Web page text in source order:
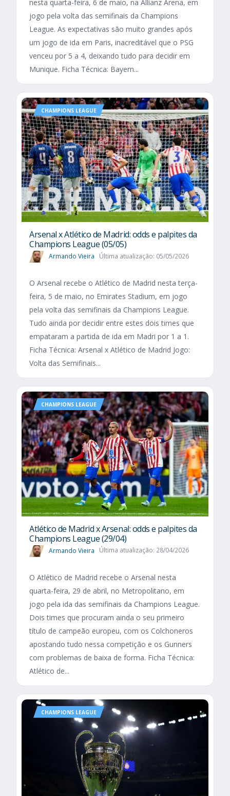
nesta quarta-feira, 6 de maio, na Allianz Arena, em
jogo pela volta das semifinais da Champions
League. As expectativas são muito grandes após
um jogo de ida em Paris, inacreditável que o PSG
venceu por 5 a 4, deixando tudo para decidir em
Munique. Ficha Técnica: Bayern...
CHAMPIONS LEAGUE
Arsenal x Atlético de Madrid: odds e palpites da
Champions League (05/05)
Armando Vieira Última atualização: 05/05/2026
O Arsenal recebe o Atlético de Madrid nesta terça-
feira, 5 de maio, no Emirates Stadium, em jogo
pela volta das semifinais da Champions League.
Tudo ainda por decidir entre estes dois times que
empataram a partida de ida em Madri por 1 a 1.
Ficha Técnica: Arsenal x Atlético de Madrid Jogo:
Volta das Semifinais...
CHAMPIONS LEAGUE
Atlético de Madrid x Arsenal: odds e palpites da
Champions League (29/04)
Armando Vieira Última atualização: 28/04/2026
O Atlético de Madrid recebe o Arsenal nesta
quarta-feira, 29 de abril, no Metropolitano, em
jogo pela ida das semifinais da Champions League.
Dois times que procuram ainda o seu primeiro
título de campeão europeu, com os Colchoneros
apostando tudo nessa competição e os Gunners
com problemas de baixa de forma. Ficha Técnica:
Atlético de...
CHAMPIONS LEAGUE